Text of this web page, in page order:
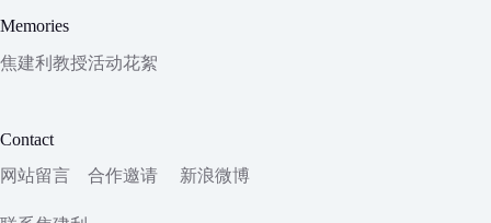
Memories
焦建利教授活动花絮
Contact
网站留言
合作邀请 新浪微博